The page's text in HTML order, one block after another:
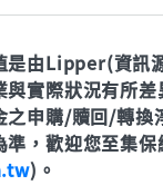
立即申購
是由Lipper(資訊
與實際狀況有所
之申購/贖回/轉換
，歡迎您至集保
)。